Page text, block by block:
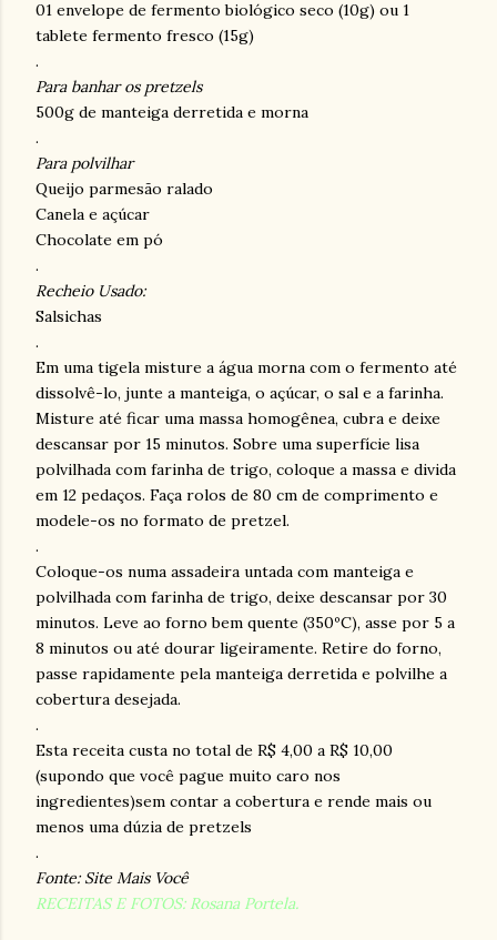
01 envelope de fermento biológico seco (10g) ou 1
tablete fermento fresco (15g)
.
Para banhar os pretzels
500g de manteiga derretida e morna
.
Para polvilhar
Queijo parmesão ralado
Canela e açúcar
Chocolate em pó
.
Recheio Usado:
Salsichas
.
Em uma tigela misture a água morna com o fermento até
dissolvê-lo, junte a manteiga, o açúcar, o sal e a farinha.
Misture até ficar uma massa homogênea, cubra e deixe
descansar por 15 minutos. Sobre uma superfície lisa
polvilhada com farinha de trigo, coloque a massa e divida
em 12 pedaços. Faça rolos de 80 cm de comprimento e
modele-os no formato de pretzel.
.
Coloque-os numa assadeira untada com manteiga e
polvilhada com farinha de trigo, deixe descansar por 30
minutos. Leve ao forno bem quente (350ºC), asse por 5 a
8 minutos ou até dourar ligeiramente. Retire do forno,
passe rapidamente pela manteiga derretida e polvilhe a
cobertura desejada.
.
Esta receita custa no total de R$ 4,00 a R$ 10,00
(supondo que você pague muito caro nos
ingredientes)sem contar a cobertura e rende mais ou
menos uma dúzia de pretzels
.
Fonte: Site Mais Você
RECEITAS E FOTOS: Rosana Portela.